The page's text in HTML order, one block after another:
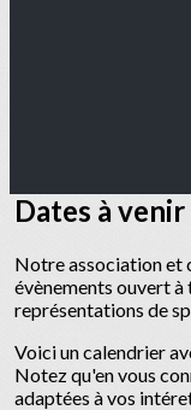
Dates à venir
Notre association et
évènements ouvert
représentations de
Voici un calendrier
Notez qu'en vous
adaptées à vos